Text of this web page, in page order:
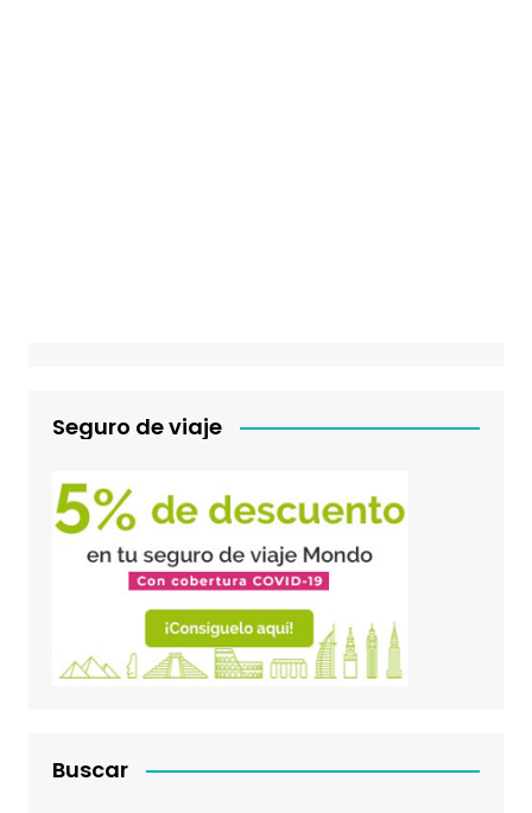
Seguro de viaje
Buscar